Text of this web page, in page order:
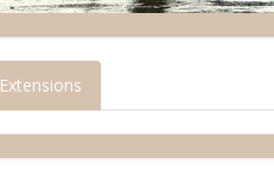
Extensions